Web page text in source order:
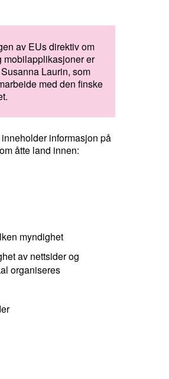
av EUs direktiv om
mobilapplikasjoner er
Laurin, som
med den finske
informasjon på
åtte land innen:
myndighet
av nettsider og
organiseres